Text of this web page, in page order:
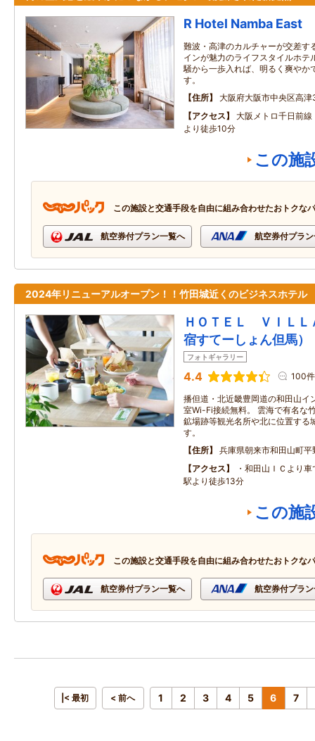
R Hotel Namba East
難波・高津のカルチャーが交差す
インが魅力のライフスタイルホテ
騒から一歩入れば、明るく爽やか
す。
住所
大阪府大阪市中央区高津
アクセス
大阪メトロ千日前
より徒歩10分
この施
この施設と交通手段を自由に組み合わせたおトクな
航空券付プラン一覧へ 航空券付プラ
2024年リニューアルオープン！！竹田城近くのビジネスホテル
ＨＯＴＥＬ ＶＩＬＬ
宿すてーしょん但馬）
フォトギャラリー
4.4 100件
播但道・北近畿豊岡道の和田山イ
室Wi-Fi接続無料。 雲海で有名な
鉱場跡等観光名所や北に位置する
す。
住所
兵庫県朝来市和田山町
アクセス
・和田山ＩＣより
駅より徒歩13分
この施
この施設と交通手段を自由に組み合わせたおトクな
航空券付プラン一覧へ 航空券付プラ
|< 最初 < 前へ 1 2 3 4 5 6 7